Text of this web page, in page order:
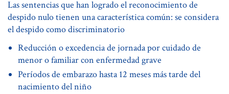
Las sentencias que han logrado el reconocimiento de
despido nulo tienen una característica común: se considera
el despido como discriminatorio
Reducción o excedencia de jornada por cuidado de
menor o familiar con enfermedad grave
Períodos de embarazo hasta 12 meses más tarde del
nacimiento del niño